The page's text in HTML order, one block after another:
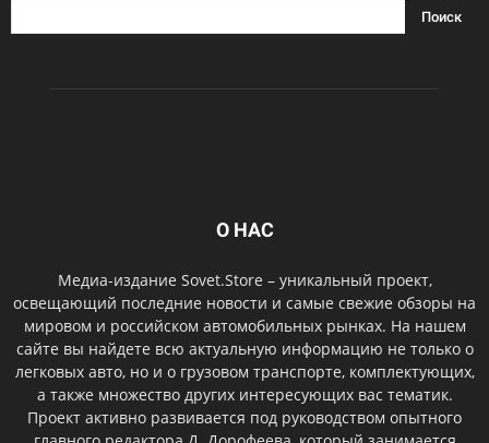
О НАС
Медиа-издание Sovet.Store – уникальный проект,
освещающий последние новости и самые свежие обзоры на
мировом и российском автомобильных рынках. На нашем
сайте вы найдете всю актуальную информацию не только о
легковых авто, но и о грузовом транспорте, комплектующих,
а также множество других интересующих вас тематик.
Проект активно развивается под руководством опытного